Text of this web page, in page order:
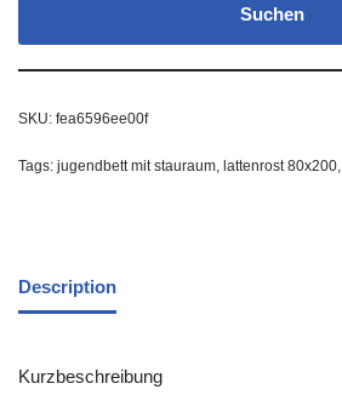
Suchen
SKU: fea6596ee00f
Tags: jugendbett mit stauraum, lattenrost 80x200,
Description
Kurzbeschreibung